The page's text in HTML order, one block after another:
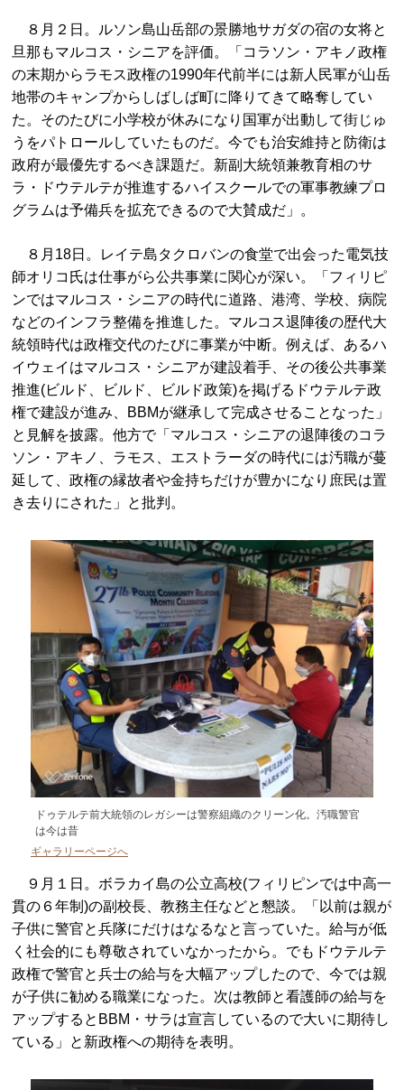
８月２日。ルソン島山岳部の景勝地サガダの宿の女将と
旦那もマルコス・シニアを評価。「コラソン・アキノ政権
の末期からラモス政権の1990年代前半には新人民軍が山岳
地帯のキャンプからしばしば町に降りてきて略奪してい
た。そのたびに小学校が休みになり国軍が出動して街じゅ
うをパトロールしていたものだ。今でも治安維持と防衛は
政府が最優先するべき課題だ。新副大統領兼教育相のサ
ラ・ドウテルテが推進するハイスクールでの軍事教練プロ
グラムは予備兵を拡充できるので大賛成だ」。
８月18日。レイテ島タクロバンの食堂で出会った電気技
師オリコ氏は仕事がら公共事業に関心が深い。「フィリピ
ンではマルコス・シニアの時代に道路、港湾、学校、病院
などのインフラ整備を推進した。マルコス退陣後の歴代大
統領時代は政権交代のたびに事業が中断。例えば、あるハ
イウェイはマルコス・シニアが建設着手、その後公共事業
推進(ビルド、ビルド、ビルド政策)を掲げるドウテルテ政
権で建設が進み、BBMが継承して完成させることなった」
と見解を披露。他方で「マルコス・シニアの退陣後のコラ
ソン・アキノ、ラモス、エストラーダの時代には汚職が蔓
延して、政権の縁故者や金持ちだけが豊かになり庶民は置
き去りにされた」と批判。
ドゥテルテ前大統領のレガシーは警察組織のクリーン化。汚職警官
は今は昔
ギャラリーページへ
９月１日。ボラカイ島の公立高校(フィリピンでは中高一
貫の６年制)の副校長、教務主任などと懇談。「以前は親が
子供に警官と兵隊にだけはなるなと言っていた。給与が低
く社会的にも尊敬されていなかったから。でもドウテルテ
政権で警官と兵士の給与を大幅アップしたので、今では親
が子供に勧める職業になった。次は教師と看護師の給与を
アップするとBBM・サラは宣言しているので大いに期待し
ている」と新政権への期待を表明。